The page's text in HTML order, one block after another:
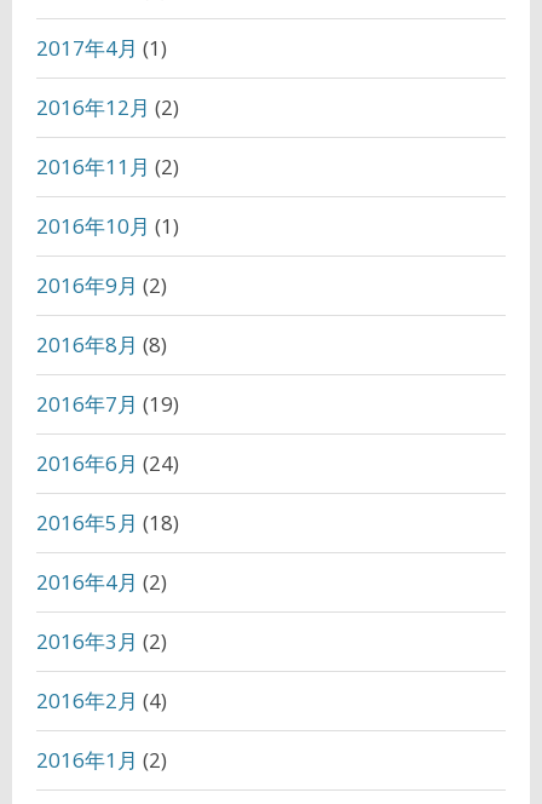
2017年4月 (1)
2016年12月 (2)
2016年11月 (2)
2016年10月 (1)
2016年9月 (2)
2016年8月 (8)
2016年7月 (19)
2016年6月 (24)
2016年5月 (18)
2016年4月 (2)
2016年3月 (2)
2016年2月 (4)
2016年1月 (2)